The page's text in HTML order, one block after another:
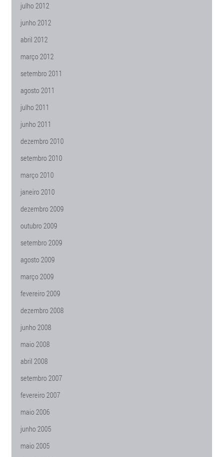
julho 2012
junho 2012
abril 2012
março 2012
setembro 2011
agosto 2011
julho 2011
junho 2011
dezembro 2010
setembro 2010
março 2010
janeiro 2010
dezembro 2009
outubro 2009
setembro 2009
agosto 2009
março 2009
fevereiro 2009
dezembro 2008
junho 2008
maio 2008
abril 2008
setembro 2007
fevereiro 2007
maio 2006
junho 2005
maio 2005